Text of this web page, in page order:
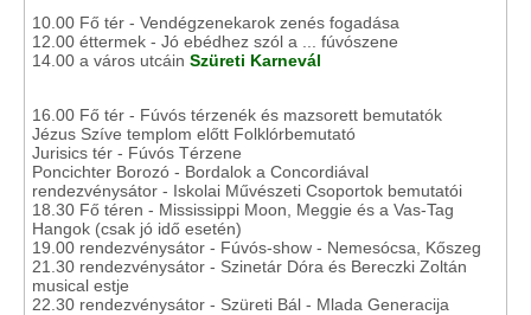
10.00 Fő tér - Vendégzenekarok zenés fogadása
12.00 éttermek - Jó ebédhez szól a ... fúvószene
14.00 a város utcáin Szüreti Karnevál
16.00 Fő tér - Fúvós térzenék és mazsorett bemutatók
Jézus Szíve templom előtt Folklórbemutató
Jurisics tér - Fúvós Térzene
Poncichter Borozó - Bordalok a Concordiával
rendezvénysátor - Iskolai Művészeti Csoportok bemutatói
18.30 Fő téren - Mississippi Moon, Meggie és a Vas-Tag
Hangok (csak jó idő esetén)
19.00 rendezvénysátor - Fúvós-show - Nemesócsa, Kőszeg
21.30 rendezvénysátor - Szinetár Dóra és Bereczki Zoltán
musical estje
22.30 rendezvénysátor - Szüreti Bál - Mlada Generacija